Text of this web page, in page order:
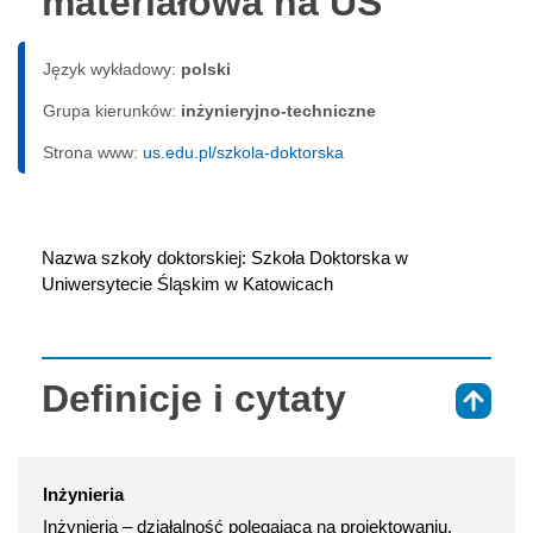
Język wykładowy: polski
Grupa kierunków: inżynieryjno-techniczne
Strona www: us.edu.pl/szkola-doktorska
Nazwa szkoły doktorskiej: Szkoła Doktorska w
Uniwersytecie Śląskim w Katowicach
Definicje i cytaty
Inżynieria
Inżynieria – działalność polegająca na projektowaniu,